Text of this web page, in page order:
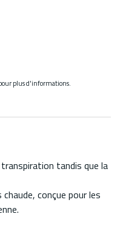
plus d'informations.
tandis que la
conçue pour les